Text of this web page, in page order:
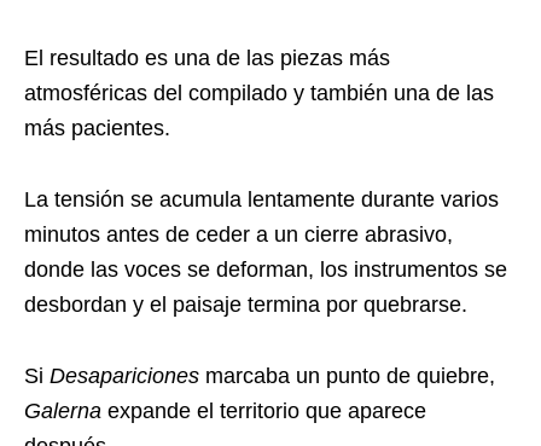
El resultado es una de las piezas más
atmosféricas del compilado y también una de las
más pacientes.
La tensión se acumula lentamente durante varios
minutos antes de ceder a un cierre abrasivo,
donde las voces se deforman, los instrumentos se
desbordan y el paisaje termina por quebrarse.
Si Desapariciones marcaba un punto de quiebre,
Galerna expande el territorio que aparece